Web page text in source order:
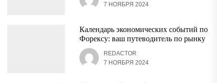
7 НОЯБРЯ 2024
Календарь экономических событий по
Форексу: ваш путеводитель по рынку
REDACTOR
7 НОЯБРЯ 2024